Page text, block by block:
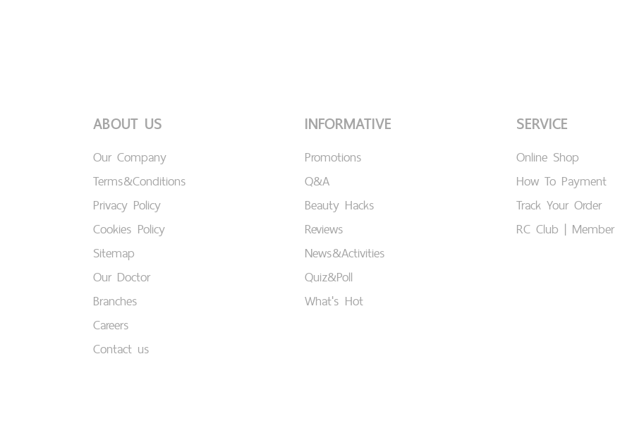
ABOUT US
Our Company
Terms&Conditions
Privacy Policy
Cookies Policy
Sitemap
Our Doctor
Branches
Careers
Contact us
INFORMATIVE
Promotions
Q&A
Beauty Hacks
Reviews
News&Activities
Quiz&Poll
What's Hot
SERVICE
Online Shop
How To Payment
Track Your Order
RC Club | Member